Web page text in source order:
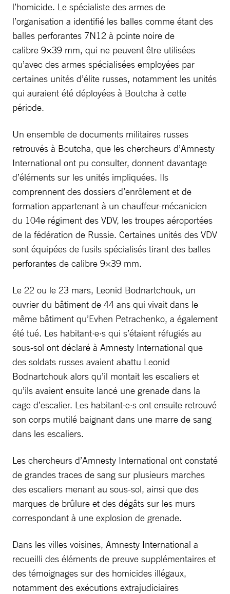
l’homicide. Le spécialiste des armes de
l’organisation a identifié les balles comme étant des
balles perforantes 7N12 à pointe noire de
calibre 9×39 mm, qui ne peuvent être utilisées
qu’avec des armes spécialisées employées par
certaines unités d’élite russes, notamment les unités
qui auraient été déployées à Boutcha à cette
période.
Un ensemble de documents militaires russes
retrouvés à Boutcha, que les chercheurs d’Amnesty
International ont pu consulter, donnent davantage
d’éléments sur les unités impliquées. Ils
comprennent des dossiers d’enrôlement et de
formation appartenant à un chauffeur-mécanicien
du 104e régiment des VDV, les troupes aéroportées
de la fédération de Russie. Certaines unités des VDV
sont équipées de fusils spécialisés tirant des balles
perforantes de calibre 9×39 mm.
Le 22 ou le 23 mars, Leonid Bodnartchouk, un
ouvrier du bâtiment de 44 ans qui vivait dans le
même bâtiment qu’Evhen Petrachenko, a également
été tué. Les habitant·e·s qui s’étaient réfugiés au
sous-sol ont déclaré à Amnesty International que
des soldats russes avaient abattu Leonid
Bodnartchouk alors qu’il montait les escaliers et
qu’ils avaient ensuite lancé une grenade dans la
cage d’escalier. Les habitant·e·s ont ensuite retrouvé
son corps mutilé baignant dans une marre de sang
dans les escaliers.
Les chercheurs d’Amnesty International ont constaté
de grandes traces de sang sur plusieurs marches
des escaliers menant au sous-sol, ainsi que des
marques de brûlure et des dégâts sur les murs
correspondant à une explosion de grenade.
Dans les villes voisines, Amnesty International a
recueilli des éléments de preuve supplémentaires et
des témoignages sur des homicides illégaux,
notamment des exécutions extrajudiciaires